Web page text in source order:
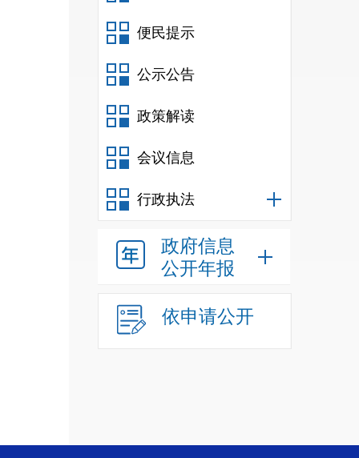
便民提示
公示公告
政策解读
会议信息
行政执法
政府信息
公开年报
依申请公开